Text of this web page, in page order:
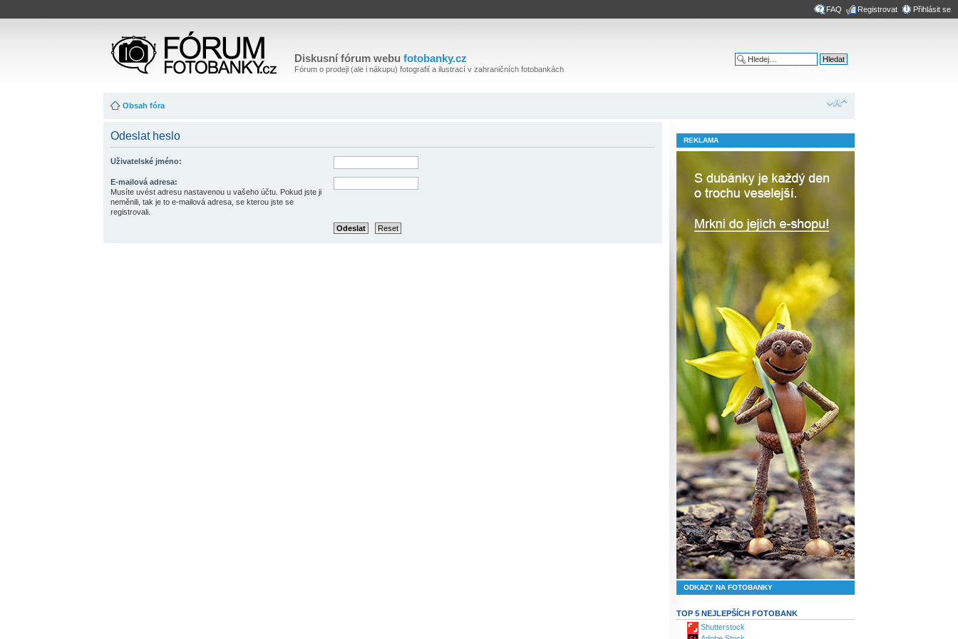
FAQ Registrovat Přihlásit se
Diskusní fórum webu fotobanky.cz
Fórum o prodeji (ale i nákupu) fotografií a ilustrací v zahraničních fotobankách
Obsah fóra
Odeslat heslo
Uživatelské jméno:
E-mailová adresa:
Musíte uvést adresu nastavenou u vašeho účtu. Pokud jste ji
neměnili, tak je to e-mailová adresa, se kterou jste se
registrovali.
REKLAMA
ODKAZY NA FOTOBANKY
TOP 5 NEJLEPŠÍCH FOTOBANK
Shutterstock